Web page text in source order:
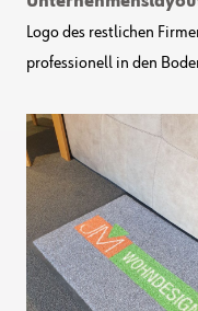
Logo des restlichen
professionell in den